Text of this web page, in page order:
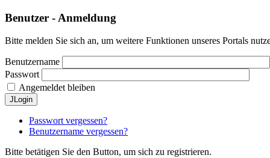
Benutzer - Anmeldung
Bitte melden Sie sich an, um weitere Funktionen unseres Portals
Benutzername
Passwort
Angemeldet bleiben
JLogin
Passwort vergessen?
Benutzername vergessen?
Bitte betätigen Sie den Button, um sich zu registrieren.